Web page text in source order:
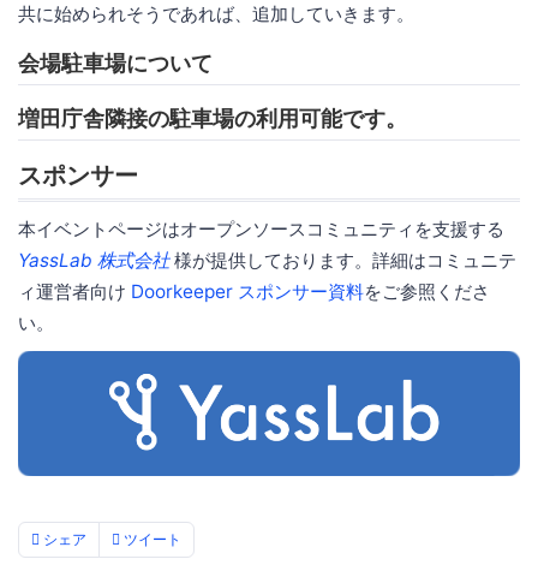
共に始められそうであれば、追加していきます。
会場駐車場について
増田庁舎隣接の駐車場の利用可能です。
スポンサー
本イベントページはオープンソースコミュニティを支援する
YassLab 株式会社様が提供しております。詳細はコミュニテ
ィ運営者向け Doorkeeper スポンサー資料をご参照くださ
い。
シェア ツイート